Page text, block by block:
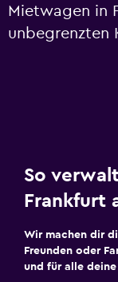
Mietwagen in
unbegrenzten
So
Frankfurt
Wir machen dir
Freunden oder
und für alle